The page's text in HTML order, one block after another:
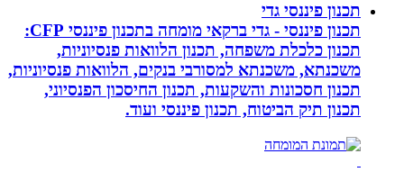
תכנון פיננסי גדי
תכנון פיננסי - גדי ברקאי מומחה בתכנון פיננסי CFP:
תכנון כלכלת משפחה, תכנון הלוואות פנסיוניות,
משכנתא, משכנתא למסורבי בנקים, הלוואות פנסיוניות,
תכנון חסכונות והשקעות, תכנון החיסכון הפנסיוני,
תכנון תיק הביטוח, תכנון פיננסי ועוד.